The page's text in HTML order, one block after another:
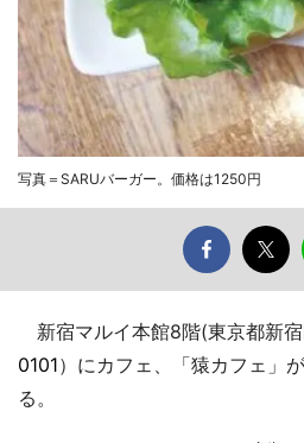
写真＝SARUバーガー。価格は1250円
新宿マルイ本館8階(東京都新
0101）にカフェ、「猿カフェ」
る。